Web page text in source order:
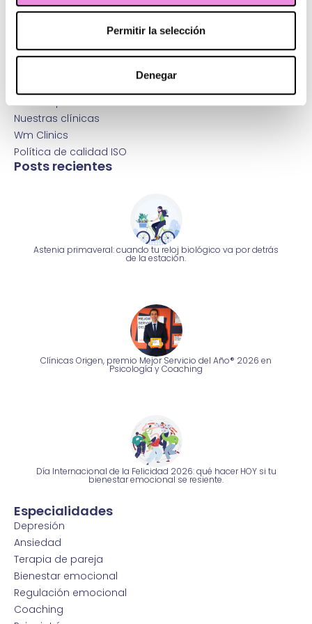
Permitir la selección
Denegar
Política de calidad
Trabaja con nosotros
Área de prensa
Nuestras clínicas
Wm Clinics
Política de calidad ISO
Posts recientes
Astenia primaveral: cuando tu reloj biológico va por detrás
de la estación.
Clínicas Origen, premio Mejor Servicio del Año® 2026 en
Psicología y Coaching
Día Internacional de la Felicidad 2026: qué hacer HOY si tu
bienestar emocional se resiente.
Especialidades
Depresión
Ansiedad
Terapia de pareja
Bienestar emocional
Regulación emocional
Coaching